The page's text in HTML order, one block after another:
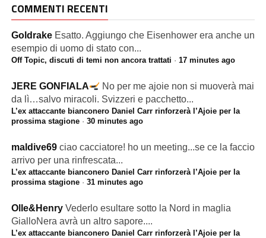
COMMENTI RECENTI
Goldrake Esatto. Aggiungo che Eisenhower era anche un
esempio di uomo di stato con...
Off Topic, discuti di temi non ancora trattati · 17 minutes ago
JERE GONFIALA
No per me ajoie non si muoverà mai
da lì…salvo miracoli. Svizzeri e pacchetto...
L’ex attaccante bianconero Daniel Carr rinforzerà l’Ajoie per la
prossima stagione· 30 minutes ago
maldive69 ciao cacciatore! ho un meeting...se ce la faccio
arrivo per una rinfrescata...
L’ex attaccante bianconero Daniel Carr rinforzerà l’Ajoie per la
prossima stagione· 31 minutes ago
Olle&Henry Vederlo esultare sotto la Nord in maglia
GialloNera avrà un altro sapore....
L’ex attaccante bianconero Daniel Carr rinforzerà l’Ajoie per la